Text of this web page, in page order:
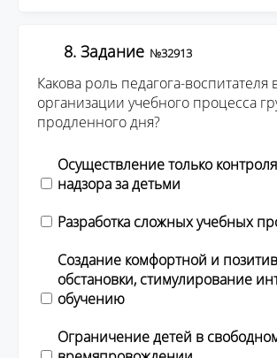
8. Задание №32913
Какова роль педагога-воспитателя
организации учебного процесса
продленного дня?
Осуществление только
надзора за детьми
Разработка сложных учебных
Создание комфортной и
обстановки, стимулирование
обучению
Ограничение детей в